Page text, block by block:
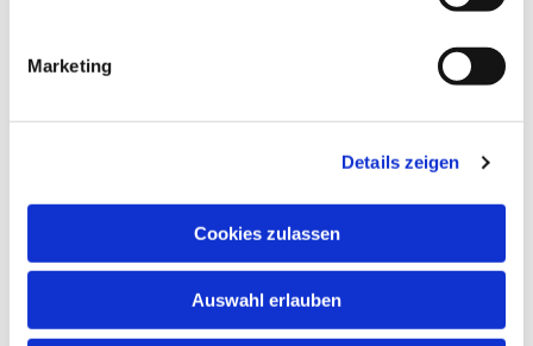
Marketing
Details zeigen
Cookies zulassen
Auswahl erlauben